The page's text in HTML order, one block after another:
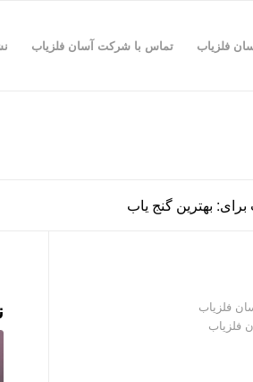
فلزیاب تماس با شرکت آسان فلزیاب
بهترین گنج یاب
فلزیاب
فلزیاب